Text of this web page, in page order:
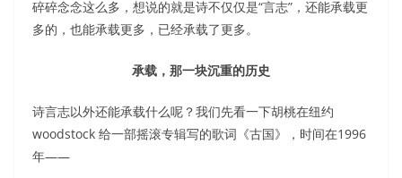
碎碎念念这么多，想说的就是诗不仅仅是“言志”，还能承载更
多的，也能承载更多，已经承载了更多。
承载，那一块沉重的历史
诗言志以外还能承载什么呢？我们先看一下胡桃在纽约
woodstock 给一部摇滚专辑写的歌词《古国》，时间在1996
年——